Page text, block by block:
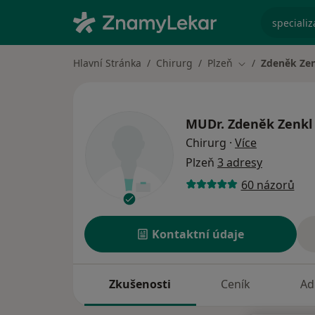
Hlavní Stránka Chirurg Plzeň Změna města
Zdeněk
MUDr. Zdeněk Zenkl
Chirurg · Více
Plzeň 3 adresy
60 názorů
Kontaktní údaje
Zkušenosti Ceník